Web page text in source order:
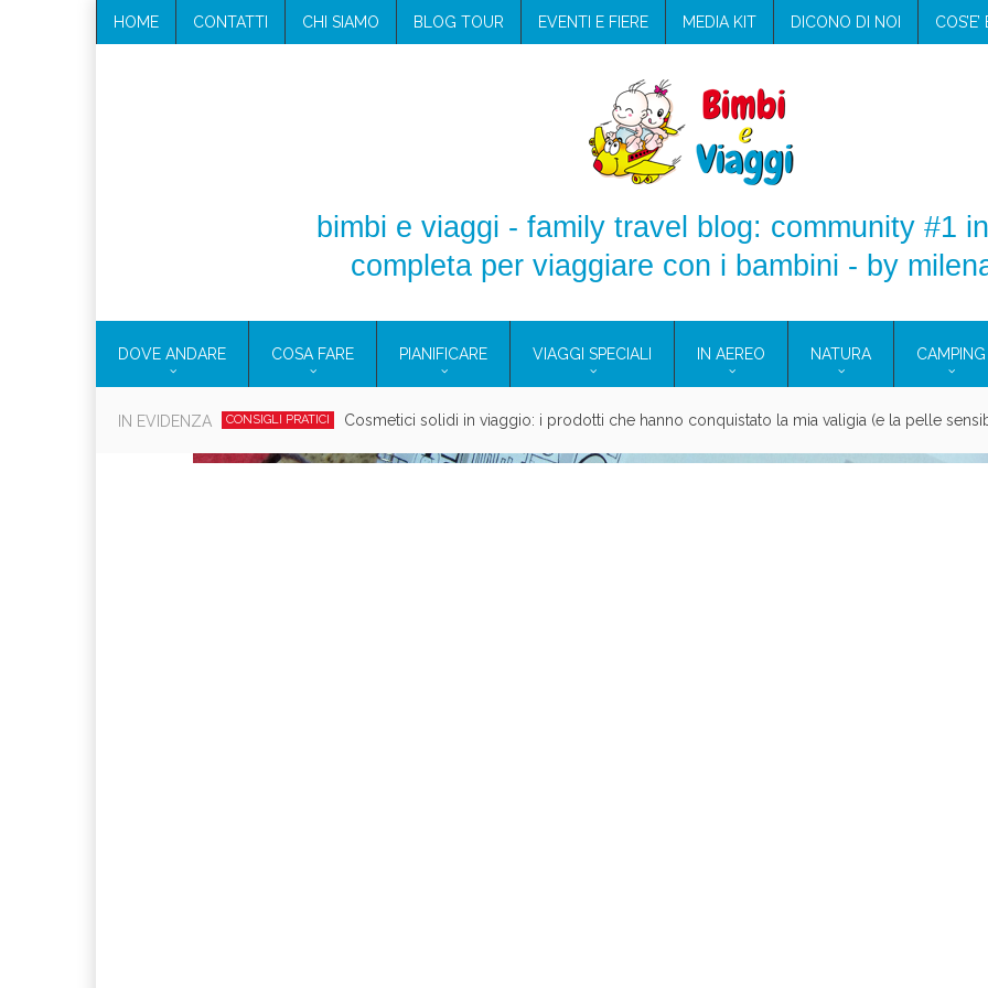
HOME CONTATTI CHI SIAMO BLOG TOUR EVENTI E FIERE MEDIA KIT DICONO DI NOI
bimbi e viaggi - family travel blog: community #1
completa per viaggiare con i bambini - by
DOVE ANDARE COSA FARE PIANIFICARE VIAGGI SPECIALI IN AEREO NATURA CAMPING
IN EVIDENZA CONSIGLI PRATICI Cosmetici solidi in viaggio: i prodotti che hanno conquistato la mia valigia (e la pelle